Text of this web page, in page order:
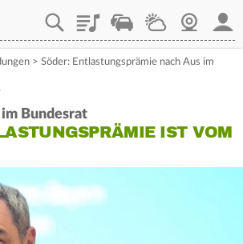
PlaylistStaupilotWetterWebcam
> Söder: Entlastungsprämie nach Aus im
Bundesrat
IST VOM